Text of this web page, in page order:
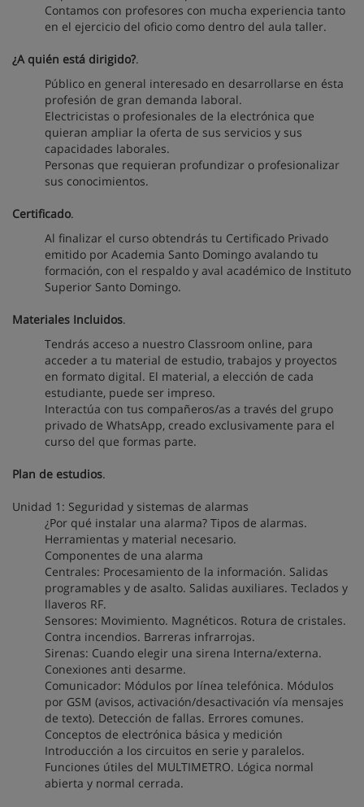
Contamos con profesores con mucha experiencia tanto
en el ejercicio del oficio como dentro del aula taller.
¿A quién está dirigido?.
Público en general interesado en desarrollarse en ésta
profesión de gran demanda laboral.
Electricistas o profesionales de la electrónica que
quieran ampliar la oferta de sus servicios y sus
capacidades laborales.
Personas que requieran profundizar o profesionalizar
sus conocimientos.
Certificado.
Al finalizar el curso obtendrás tu Certificado Privado
emitido por Academia Santo Domingo avalando tu
formación, con el respaldo y aval académico de Instituto
Superior Santo Domingo.
Materiales Incluidos.
Tendrás acceso a nuestro Classroom online, para
acceder a tu material de estudio, trabajos y proyectos
en formato digital. El material, a elección de cada
estudiante, puede ser impreso.
Interactúa con tus compañeros/as a través del grupo
privado de WhatsApp, creado exclusivamente para el
curso del que formas parte.
Plan de estudios.
Unidad 1: Seguridad y sistemas de alarmas
¿Por qué instalar una alarma? Tipos de alarmas.
Herramientas y material necesario.
Componentes de una alarma
Centrales: Procesamiento de la información. Salidas
programables y de asalto. Salidas auxiliares. Teclados y
llaveros RF.
Sensores: Movimiento. Magnéticos. Rotura de cristales.
Contra incendios. Barreras infrarrojas.
Sirenas: Cuando elegir una sirena Interna/externa.
Conexiones anti desarme.
Comunicador: Módulos por línea telefónica. Módulos
por GSM (avisos, activación/desactivación vía mensajes
de texto). Detección de fallas. Errores comunes.
Conceptos de electrónica básica y medición
Introducción a los circuitos en serie y paralelos.
Funciones útiles del MULTIMETRO. Lógica normal
abierta y normal cerrada.